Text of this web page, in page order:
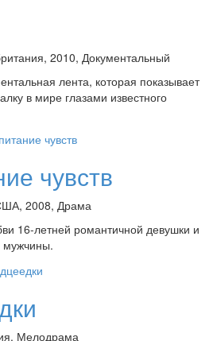
2010, Документальный
лента, которая показывает
в мире глазами известного
чувств
2008, Драма
16-летней романтичной девушки и
мужчины.
Мелодрама